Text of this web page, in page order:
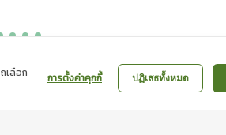
เลือก
ปฏิเสธทั้งหมด
การตั้งค่าคุกกี้